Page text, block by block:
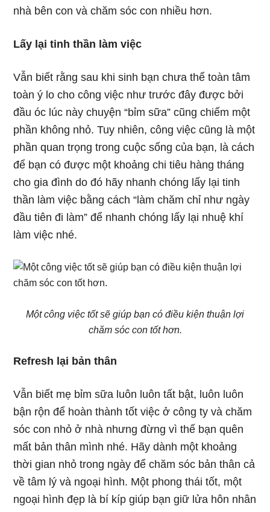
nhà bên con và chăm sóc con nhiều hơn.
Lấy lại tinh thần làm việc
Vẫn biết rằng sau khi sinh bạn chưa thể toàn tâm
toàn ý lo cho công việc như trước đây được bởi
đầu óc lúc này chuyện “bỉm sữa” cũng chiếm một
phần không nhỏ. Tuy nhiên, công việc cũng là một
phần quan trọng trong cuộc sống của bạn, là cách
để bạn có được một khoảng chi tiêu hàng tháng
cho gia đình do đó hãy nhanh chóng lấy lại tinh
thần làm việc bằng cách “làm chăm chỉ như ngày
đầu tiên đi làm” để nhanh chóng lấy lại nhuệ khí
làm việc nhé.
Một công việc tốt sẽ giúp bạn có điều kiện thuận lợi
chăm sóc con tốt hơn.
Refresh lại bản thân
Vẫn biết mẹ bỉm sữa luôn luôn tất bật, luôn luôn
bận rộn để hoàn thành tốt việc ở công ty và chăm
sóc con nhỏ ở nhà nhưng đừng vì thế bạn quên
mất bản thân mình nhé. Hãy dành một khoảng
thời gian nhỏ trong ngày để chăm sóc bản thân cả
về tâm lý và ngoại hình. Một phong thái tốt, một
ngoại hình đẹp là bí kíp giúp bạn giữ lửa hôn nhân